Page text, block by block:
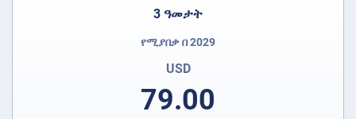
3 ዓመታት
የሚያበቃ በ 2029
USD
79.00